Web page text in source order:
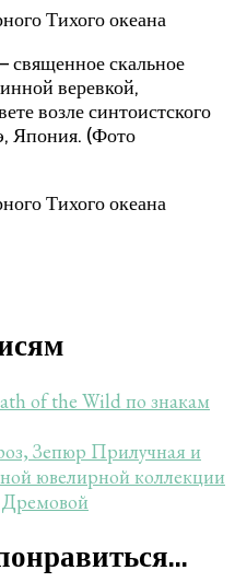
скальное
веревкой,
возле синтоистского
Япония. (Фото
of the Wild по знакам
Зепюр Прилучная и
ювелирной коллекции